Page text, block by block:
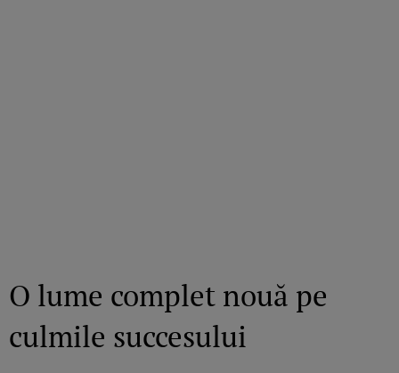
O lume complet nouă pe
culmile succesului